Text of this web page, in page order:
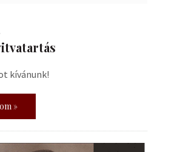
kívánunk!
»